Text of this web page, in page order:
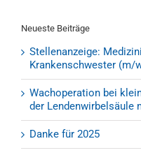
Neueste Beiträge
Stellenanzeige:
Krankenschwester (m/
Wachoperation bei
der Lendenwirbelsäule
Danke für 2025